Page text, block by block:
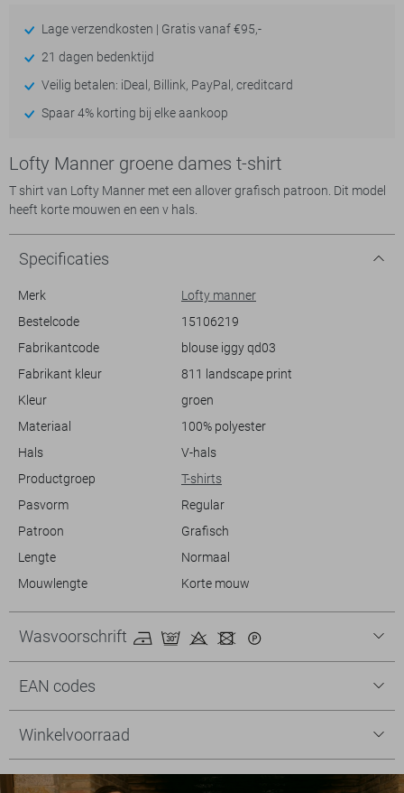
Lage verzendkosten | Gratis vanaf €95,-
21 dagen bedenktijd
Veilig betalen: iDeal, Billink, PayPal, creditcard
Spaar 4% korting bij elke aankoop
Lofty Manner groene dames t-shirt
T shirt van Lofty Manner met een allover grafisch patroon. Dit model
heeft korte mouwen en een v hals.
Specificaties
Merk
Lofty manner
Bestelcode
15106219
Fabrikantcode
blouse iggy qd03
Fabrikant kleur
811 landscape print
Kleur
groen
Materiaal
100% polyester
Hals
V-hals
Productgroep
T-shirts
Pasvorm
Regular
Patroon
Grafisch
Lengte
Normaal
Mouwlengte
Korte mouw
Wasvoorschrift
EAN codes
Winkelvoorraad